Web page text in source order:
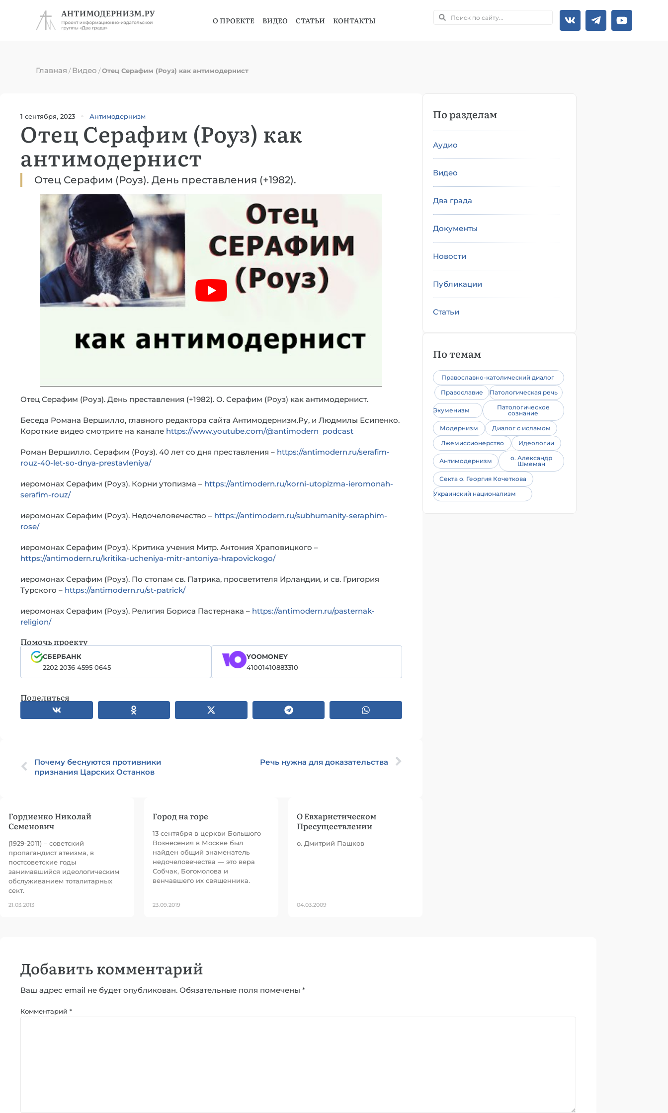
О ПРОЕКТЕ ВИДЕО СТАТЬИ КОНТАКТЫ
Главная /Видео /Отец Серафим (Роуз) как антимодернист
1 сентября, 2023 Антимодернизм
Отец Серафим (Роуз) как
антимодернист
Отец Серафим (Роуз). День преставления (+1982).
Отец Серафим (Роуз). День преставления (+1982). О. Серафим (Роуз) как антимодернист.
Беседа Романа Вершилло, главного редактора сайта Антимодернизм.Ру, и Людмилы Есипенко.
Короткие видео смотрите на канале https://www.youtube.com/@antimodern_podcast
Роман Вершилло. Серафим (Роуз). 40 лет со дня преставления – https://antimodern.ru/serafim-
rouz-40-let-so-dnya-prestavleniya/
иеромонах Серафим (Роуз). Корни утопизма – https://antimodern.ru/korni-utopizma-ieromonah-
serafim-rouz/
иеромонах Серафим (Роуз). Недочеловечество – https://antimodern.ru/subhumanity-seraphim-
rose/
иеромонах Серафим (Роуз). Критика учения Митр. Антония Храповицкого –
https://antimodern.ru/kritika-ucheniya-mitr-antoniya-hrapovickogo/
иеромонах Серафим (Роуз). По стопам св. Патрика, просветителя Ирландии, и св. Григория
Турского – https://antimodern.ru/st-patrick/
иеромонах Серафим (Роуз). Религия Бориса Пастернака – https://antimodern.ru/pasternak-
religion/
Помочь проекту
СБЕРБАНК
2202 2036 4595 0645
YOOMONEY
41001410883310
Поделиться
Почему беснуются противники
признания Царских Останков
Речь нужна для доказательства
Гордиенко Николай
Семенович
(1929-2011) – советский
пропагандист атеизма, в
постсоветские годы
занимавшийся идеологическим
обслуживанием тоталитарных
сект.
21.03.2013
Город на горе
13 сентября в церкви Большого
Вознесения в Москве был
найден общий знаменатель
недочеловечества — это вера
Собчак, Богомолова и
венчавшего их священника.
23.09.2019
О Евхаристическом
Пресуществлении
о. Дмитрий Пашков
04.03.2009
По разделам
Аудио
Видео
Два града
Документы
Новости
Публикации
Статьи
По темам
Православно-католический диалог
Православие
Патологическая речь
Экуменизм
Патологическое
сознание
Модернизм
Диалог с исламом
Лжемиссионерство
Идеологии
Антимодернизм
о. Александр
Шмеман
Секта о. Георгия Кочеткова
Украинский национализм
Добавить комментарий
Ваш адрес email не будет опубликован. Обязательные поля помечены *
Комментарий *